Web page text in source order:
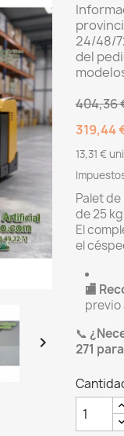

24/48/
del
404,36
319,44
13,31 €
Palet de
de 25
El
el
🏬
previo
📞
271